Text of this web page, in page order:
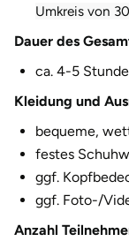
Umkreis von
Dauer des
ca. 4-5
Kleidung und
bequeme,
festes
ggf.
ggf. Foto-/
Anzahl
Homburg
Horb am Neckar
Ibbenbüren
Ingolstadt
Jena